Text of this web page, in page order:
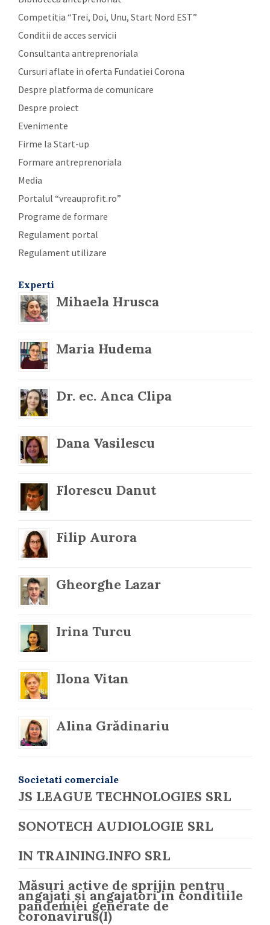
Competitia “Trei, Doi, Unu, Start Nord EST”
Conditii de acces servicii
Consultanta antreprenoriala
Cursuri aflate in oferta Fundatiei Corona
Despre platforma de comunicare
Despre proiect
Evenimente
Firme la Start-up
Formare antreprenoriala
Media
Portalul “vreauprofit.ro”
Programe de formare
Regulament portal
Regulament utilizare
Experti
Mihaela Hrusca
Maria Hudema
Dr. ec. Anca Clipa
Dana Vasilescu
Florescu Danut
Filip Aurora
Gheorghe Lazar
Irina Turcu
Ilona Vitan
Alina Grădinariu
Societati comerciale
JS LEAGUE TECHNOLOGIES SRL
SONOTECH AUDIOLOGIE SRL
IN TRAINING.INFO SRL
Măsuri active de sprijin pentru
angajați și angajatori in conditiile
pandemiei generate de
coronavirus(I)